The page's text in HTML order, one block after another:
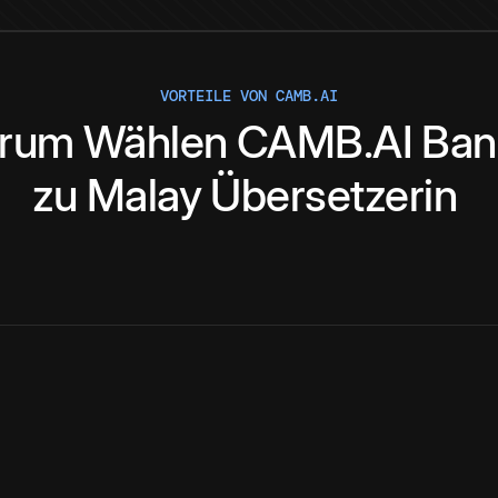
VORTEILE VON CAMB.AI
Wählen CAMB.AI
zu MalayÜbersetzerin